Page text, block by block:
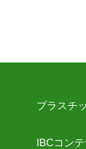
プラスチ
IBCコン